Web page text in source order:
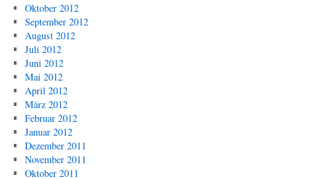
Oktober 2012
September 2012
August 2012
Juli 2012
Juni 2012
Mai 2012
April 2012
März 2012
Februar 2012
Januar 2012
Dezember 2011
November 2011
Oktober 2011